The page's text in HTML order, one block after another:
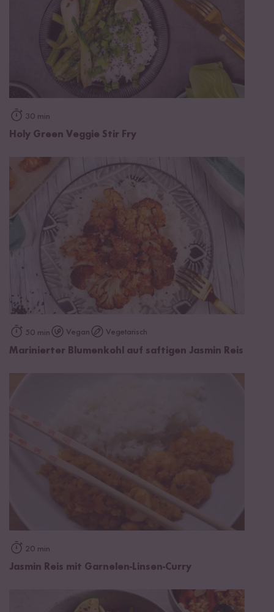
30 min
Holy Green Veggie Stir Fry
50 min Vegan Vegetarisch
Marinierter Blumenkohl auf saftigen Jasmin Reis
20 min
Jasmin Reis mit Garnelen-Linsen-Curry